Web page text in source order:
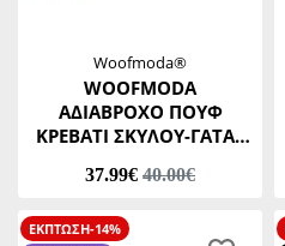
Woofmoda®
WOOFMODA
ΑΔΙΑΒΡΟΧΟ ΠΟΥΦ
ΚΡΕΒΑΤΙ ΣΚΥΛΟΥ-ΓΑΤΑΣ
Νο3 46 Χ 53 Χ Υ 20 CM
37.99€ 40.00€
ΕΚΠΤΩΣΗ-14%